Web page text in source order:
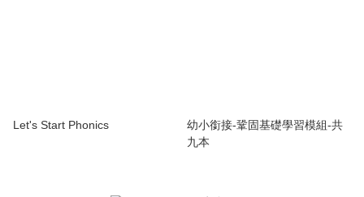
Let's Start Phonics
幼小銜接-鞏固基礎學習模組-共
九本